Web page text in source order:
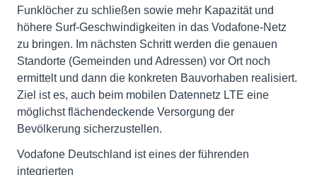
Funklöcher zu schließen sowie mehr Kapazität und
höhere Surf-Geschwindigkeiten in das Vodafone-Netz
zu bringen. Im nächsten Schritt werden die genauen
Standorte (Gemeinden und Adressen) vor Ort noch
ermittelt und dann die konkreten Bauvorhaben realisiert.
Ziel ist es, auch beim mobilen Datennetz LTE eine
möglichst flächendeckende Versorgung der
Bevölkerung sicherzustellen.
Vodafone Deutschland ist eines der führenden
integrierten